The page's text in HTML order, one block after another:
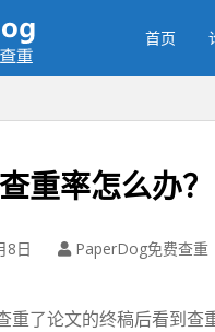
首页
重率怎么办？
8日 PaperDog免费查重
重了论文的终稿后看到